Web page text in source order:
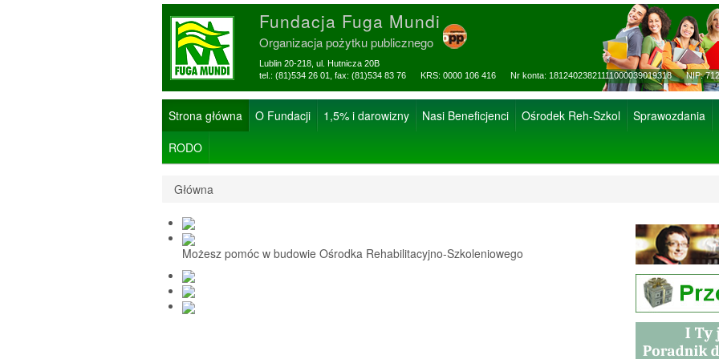
Fundacja Fuga Mundi
Organizacja pożytku publicznego
Lublin 20-218, ul. Hutnicza 20B
tel.: (81)534 26 01, fax: (81)534 83 76 KRS: 0000 106 416 Nr konta: 18124023821111000039019318 NIP:
Strona główna O Fundacji 1,5% i darowizny Nasi Beneficjenci Ośrodek Reh-Szkol Sprawozdania
RODO
Główna
Możesz pomóc w budowie Ośrodka Rehabilitacyjno-Szkoleniowego